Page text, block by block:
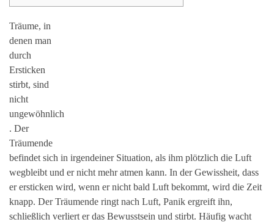
Träume, in
denen man
durch
Ersticken
stirbt, sind
nicht
ungewöhnlich
. Der
Träumende
befindet sich in irgendeiner Situation, als ihm plötzlich die Luft
wegbleibt und er nicht mehr atmen kann. In der Gewissheit, dass
er ersticken wird, wenn er nicht bald Luft bekommt, wird die Zeit
knapp. Der Träumende ringt nach Luft, Panik ergreift ihn,
schließlich verliert er das Bewusstsein und stirbt. Häufig wacht